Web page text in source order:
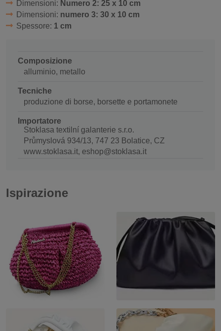
Dimensioni: Numero 2: 25 x 10 cm
Dimensioni: numero 3: 30 x 10 cm
Spessore: 1 cm
Composizione
alluminio, metallo
Tecniche
produzione di borse, borsette e portamonete
Importatore
Stoklasa textilní galanterie s.r.o.
Průmyslová 934/13, 747 23 Bolatice, CZ
www.stoklasa.it, eshop@stoklasa.it
Ispirazione